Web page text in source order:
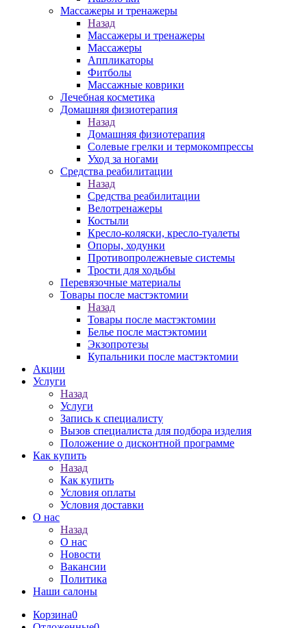
Массажеры и тренажеры
Назад
Массажеры и тренажеры
Массажеры
Аппликаторы
Фитболы
Массажные коврики
Лечебная косметика
Домашняя физиотерапия
Назад
Домашняя физиотерапия
Солевые грелки и термокомпрессы
Уход за ногами
Средства реабилитации
Назад
Средства реабилитации
Велотренажеры
Костыли
Кресло-коляски, кресло-туалеты
Опоры, ходунки
Противопролежневые системы
Трости для ходьбы
Перевязочные материалы
Товары после мастэктомии
Назад
Товары после мастэктомии
Белье после мастэктомии
Экзопротезы
Купальники после мастэктомии
Акции
Услуги
Назад
Услуги
Запись к специалисту
Вызов специалиста для подбора изделия
Положение о дисконтной программе
Как купить
Назад
Как купить
Условия оплаты
Условия доставки
О нас
Назад
О нас
Новости
Вакансии
Политика
Наши салоны
Корзина0